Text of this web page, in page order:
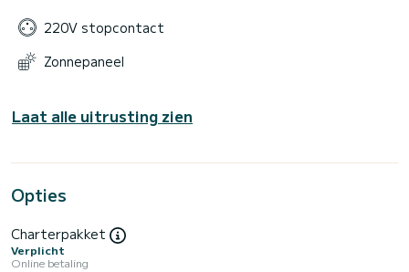
220V stopcontact
Zonnepaneel
Laat alle uitrusting zien
Opties
Charterpakket
Verplicht
Online betaling